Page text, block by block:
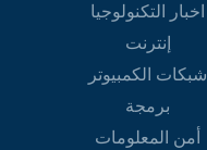
اخبار التكنولوجيا
إنترنت
شبكات الكمبيوتر
برمجة
أمن المعلومات